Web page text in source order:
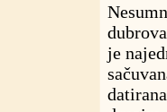
je